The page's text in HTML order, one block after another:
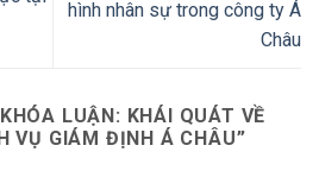
hình nhân sự trong công ty Á
Châu
KHÓA LUẬN: KHÁI QUÁT VỀ
VỤ GIÁM ĐỊNH Á CHÂU”